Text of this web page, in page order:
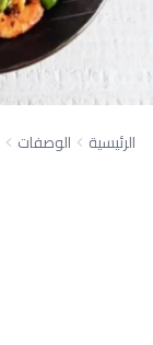
الرئيسية الوصفات